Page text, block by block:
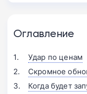
Оглавление
Удар по ценам
Скромное
Когда будет